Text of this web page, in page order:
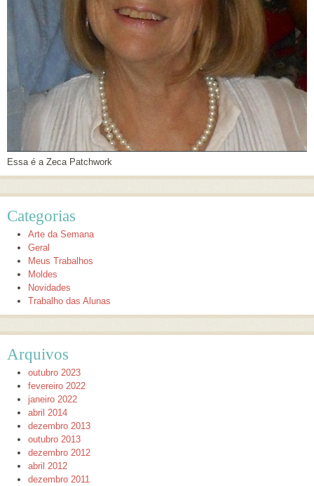
Essa é a Zeca Patchwork
Categorias
Arte da Semana
Geral
Meus Trabalhos
Moldes
Novidades
Trabalho das Alunas
Arquivos
outubro 2023
fevereiro 2022
janeiro 2022
abril 2014
dezembro 2013
outubro 2013
dezembro 2012
abril 2012
dezembro 2011